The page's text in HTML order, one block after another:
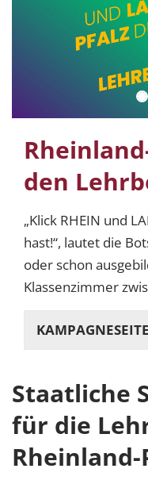
den
„Klick RHEIN und
hast!“, lautet die
oder schon
Klassenzimmer
KAMPAGNESEITE
Staatliche
für die
Rheinland-